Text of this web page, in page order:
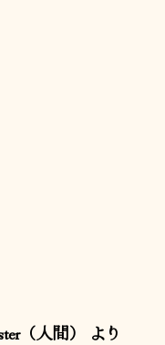
（人間）
より